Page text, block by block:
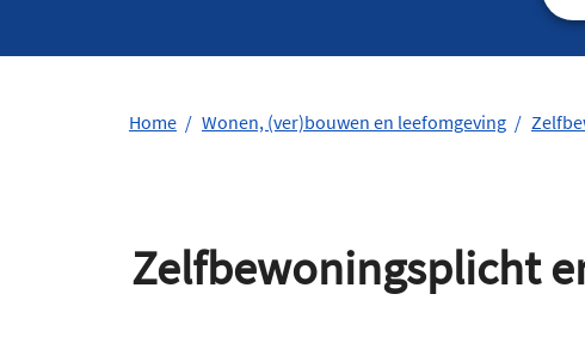
Home Wonen, (ver)bouwen en leefomgeving
Zelfbewoningsplicht